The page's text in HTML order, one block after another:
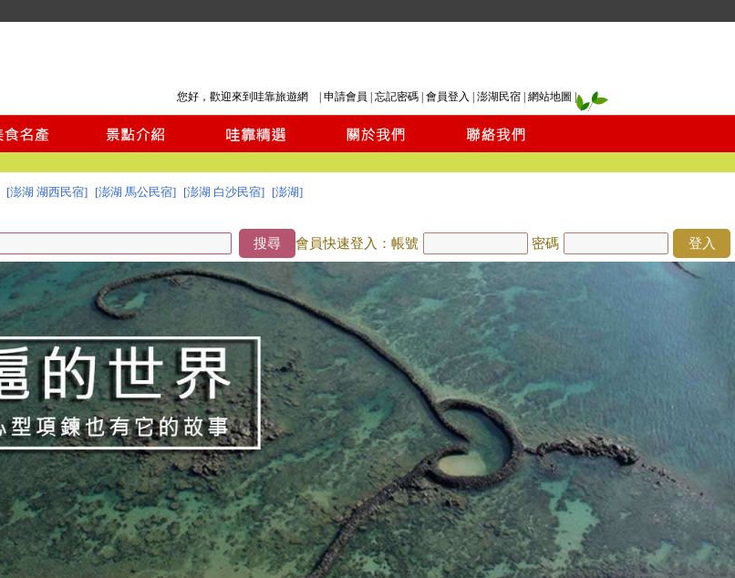
您好，歡迎來到哇靠旅遊網 | 申請會員 忘記密碼 會員登入 澎湖民宿 網站地圖
[澎湖 湖西民宿] [澎湖 馬公民宿] [澎湖 白沙民宿] [澎湖]
搜尋 會員快速登入：帳號 密碼 登入